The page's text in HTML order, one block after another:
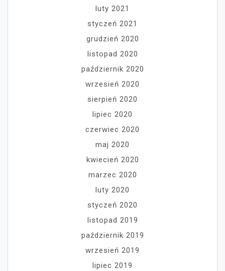
luty 2021
styczeń 2021
grudzień 2020
listopad 2020
październik 2020
wrzesień 2020
sierpień 2020
lipiec 2020
czerwiec 2020
maj 2020
kwiecień 2020
marzec 2020
luty 2020
styczeń 2020
listopad 2019
październik 2019
wrzesień 2019
lipiec 2019